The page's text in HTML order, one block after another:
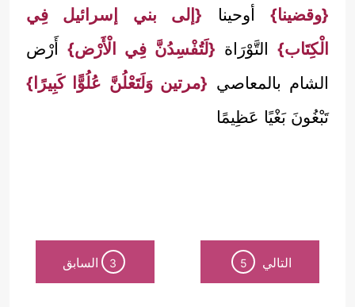
{وقضينا}أوحينا {إلى بني إسرائيل فِي
الْكِتَاب} التَّوْرَاة {لَتُفْسِدُنَّ فِي الْأَرْض} أَرْض
الشام بالمعاصي {مرتين وَلَتَعْلُنَّ عُلُوًّا كَبِيرًا}
تَبْغُونَ بَغْيًا عَظِيمًا
التالي 5
3 السابق